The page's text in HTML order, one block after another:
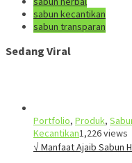
sabun kecantikan
sabun transparan
Sedang Viral
Portfolio, Produk,
Kecantikan1,226 views
√ Manfaat Ajaib Sabun